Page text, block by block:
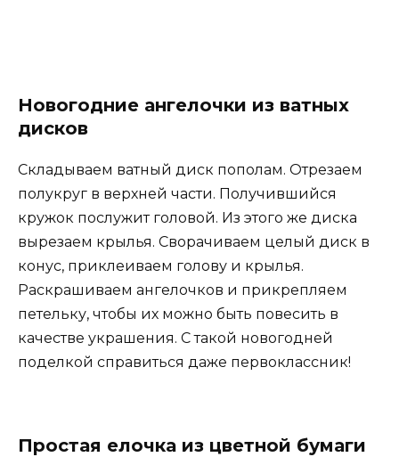
Новогодние ангелочки из ватных
дисков
Складываем ватный диск пополам. Отрезаем
полукруг в верхней части. Получившийся
кружок послужит головой. Из этого же диска
вырезаем крылья. Сворачиваем целый диск в
конус, приклеиваем голову и крылья.
Раскрашиваем ангелочков и прикрепляем
петельку, чтобы их можно быть повесить в
качестве украшения. С такой новогодней
поделкой справиться даже первоклассник!
Простая елочка из цветной бумаги